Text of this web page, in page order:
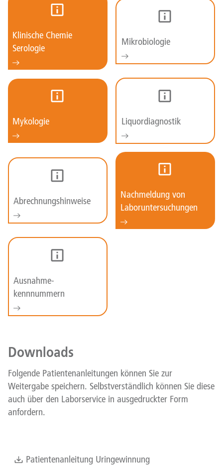
Klinische Chemie
Serologie
Mikrobiologie
Mykologie Liquordiagnostik
Abrechnungshinweise
Nachmeldung von
Laboruntersuchungen
Ausnahme-
kennnummern
Downloads
Folgende Patientenanleitungen können Sie zur
Weitergabe speichern. Selbstverständlich können Sie diese
auch über den Laborservice in ausgedruckter Form
anfordern.
Patientenanleitung Uringewinnung